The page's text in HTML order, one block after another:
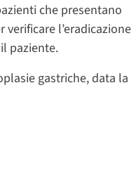
che presentano
l’eradicazione
paziente.
gastriche, data la